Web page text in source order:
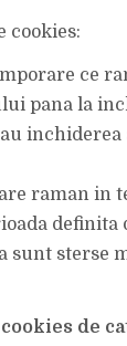
cookies:
ce
pana la
raman in
definita
sunt sterse
de